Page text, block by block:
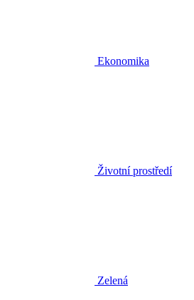
Ekonomika
Životní prostředí
Zelená